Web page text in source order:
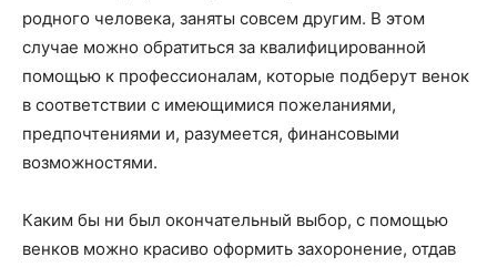
родного человека, заняты совсем другим. В этом
случае можно обратиться за квалифицированной
помощью к профессионалам, которые подберут венок
в соответствии с имеющимися пожеланиями,
предпочтениями и, разумеется, финансовыми
возможностями.
Каким бы ни был окончательный выбор, с помощью
венков можно красиво оформить захоронение, отдав